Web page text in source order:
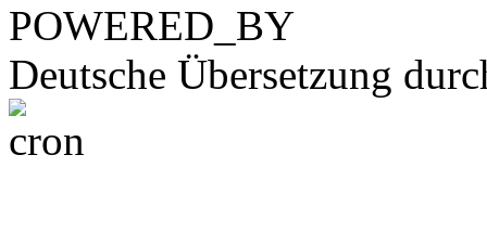
POWERED_BY
Deutsche Übersetzung